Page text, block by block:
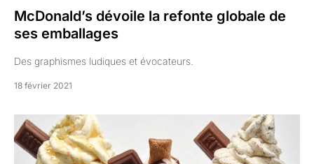
McDonald’s dévoile la refonte globale de
ses emballages
Des graphismes ludiques et évocateurs.
18 février 2021